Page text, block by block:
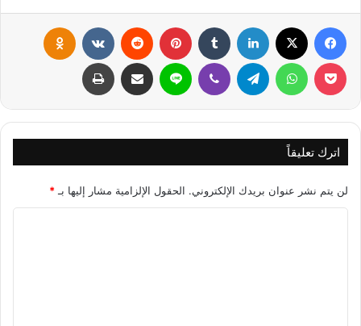
اترك تعليقاً
لن يتم نشر عنوان بريدك الإلكتروني. الحقول الإلزامية مشار إليها بـ*